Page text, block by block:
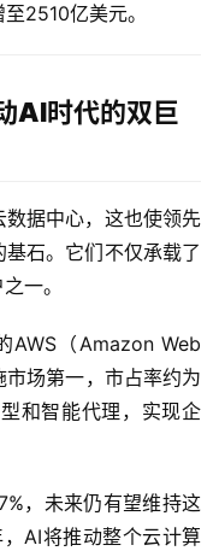
2510亿美元。
AI时代的双巨
据中心，这也使领先
石。它们不仅承载了
一。
AWS（Amazon Web
场第一，市占率约为
和智能代理，实现企
，未来仍有望维持这
AI将推动整个云计算